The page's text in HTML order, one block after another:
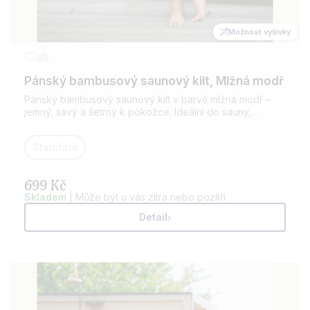
Možnost výšivky
Pánský bambusový saunový kilt, Mlžná modř
Pánský bambusový saunový kilt v barvě mlžná modř –
jemný, savý a šetrný k pokožce. Ideální do sauny,
699 Kč
Skladem
| Může být u vás zítra nebo pozítří
Detail